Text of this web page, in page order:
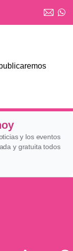
y los eventos
y gratuita todos